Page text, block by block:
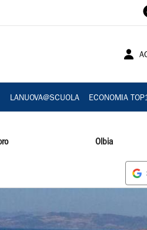
LANUOVA@SCUOLA ECONOMIA
Olbia